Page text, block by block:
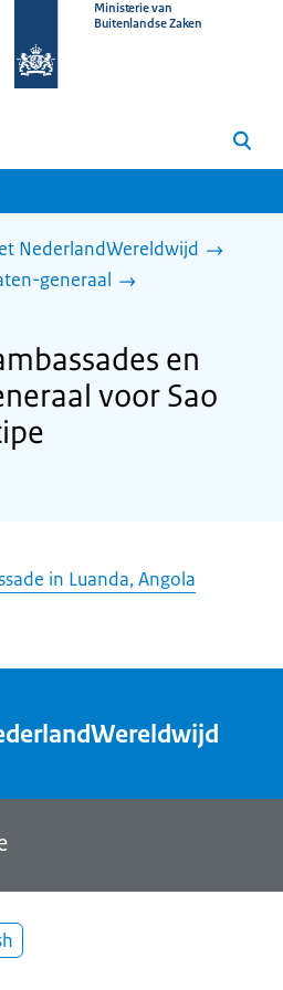
Ministerie van
Buitenlandse Zaken
Zoeken
NederlandWereldwijd
generaal
en
voor Sao
in Luanda, Angola